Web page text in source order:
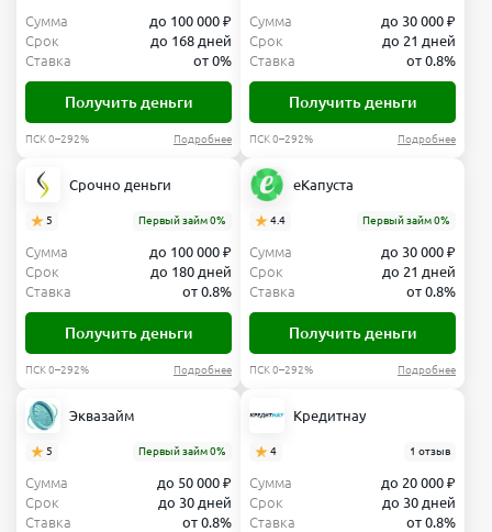
Сумма
до 100 000 ₽
Срок
до 168 дней
Ставка
от 0%
Получить деньги
ПСК 0–292% Подробнее
Сумма
до 30 000 ₽
Срок
до 21 дней
Ставка
от 0.8%
Получить деньги
ПСК 0–292% Подробнее
Срочно деньги
5 Первый займ 0%
Сумма
до 100 000 ₽
Срок
до 180 дней
Ставка
от 0.8%
Получить деньги
ПСК 0–292% Подробнее
еКапуста
4.4 Первый займ 0%
Сумма
до 30 000 ₽
Срок
до 21 дней
Ставка
от 0.8%
Получить деньги
ПСК 0–292% Подробнее
Эквазайм
5 Первый займ 0%
Сумма
до 50 000 ₽
Срок
до 30 дней
Ставка
от 0.8%
Кредитнау
4 1 отзыв
Сумма
до 20 000 ₽
Срок
до 30 дней
Ставка
от 0.8%